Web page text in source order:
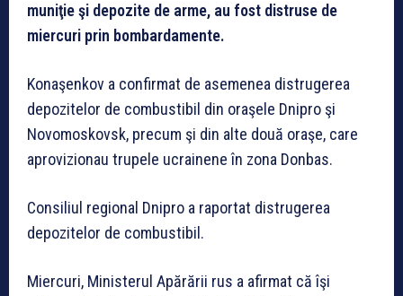
muniţie şi depozite de arme, au fost distruse de
miercuri prin bombardamente.
Konaşenkov a confirmat de asemenea distrugerea
depozitelor de combustibil din oraşele Dnipro şi
Novomoskovsk, precum şi din alte două oraşe, care
aprovizionau trupele ucrainene în zona Donbas.
Consiliul regional Dnipro a raportat distrugerea
depozitelor de combustibil.
Miercuri, Ministerul Apărării rus a afirmat că îşi